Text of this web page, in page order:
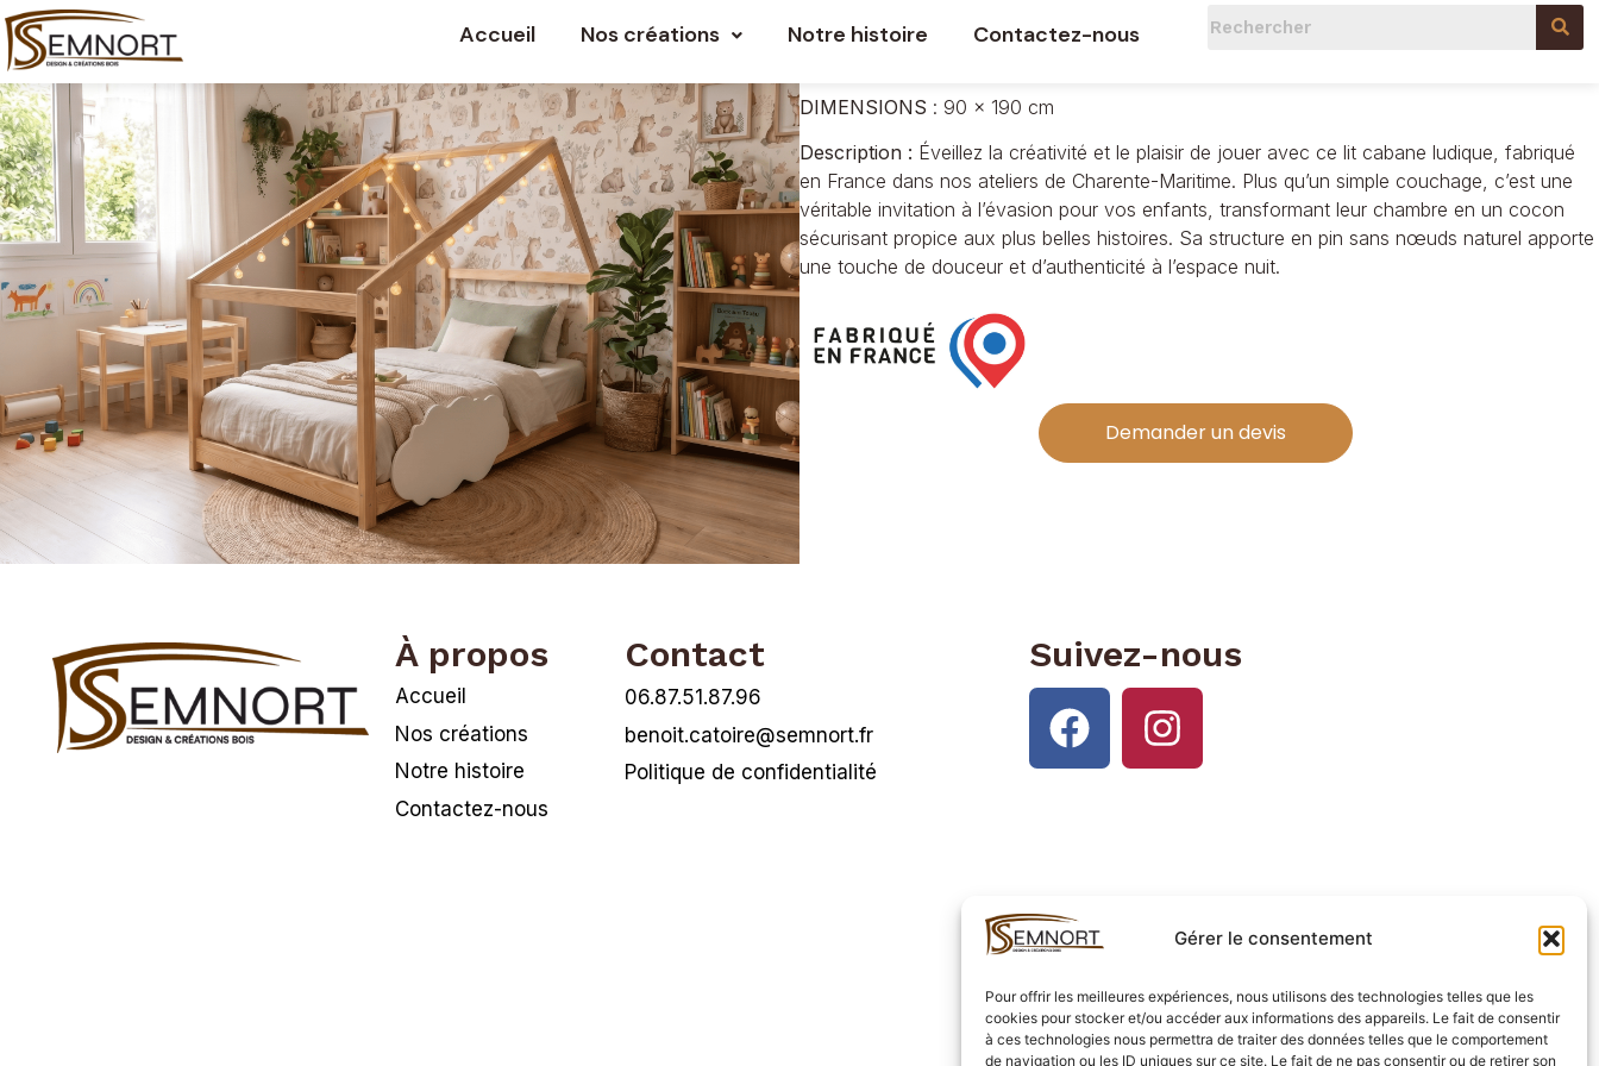
Gérer le consentement
Pour offrir les meilleures expériences, nous utilisons des technologies telles que les
cookies pour stocker et/ou accéder aux informations des appareils. Le fait de consentir
à ces technologies nous permettra de traiter des données telles que le comportement
de navigation ou les ID uniques sur ce site. Le fait de ne pas consentir ou de retirer son
Accueil Nos créations Notre histoire Contactez-nous
Lit cabane
DIMENSIONS : 90 x 190 cm
Description : Éveillez la créativité et le plaisir de jouer avec ce lit cabane ludique, fabriqué
en France dans nos ateliers de Charente-Maritime. Plus qu’un simple couchage, c’est une
véritable invitation à l’évasion pour vos enfants, transformant leur chambre en un cocon
sécurisant propice aux plus belles histoires. Sa structure en pin sans nœuds naturel apporte
une touche de douceur et d’authenticité à l’espace nuit.
Demander un devis
À propos
Accueil
Nos créations
Notre histoire
Contactez-nous
Contact
06.87.51.87.96
benoit.catoire@semnort.fr
Politique de confidentialité
Suivez-nous